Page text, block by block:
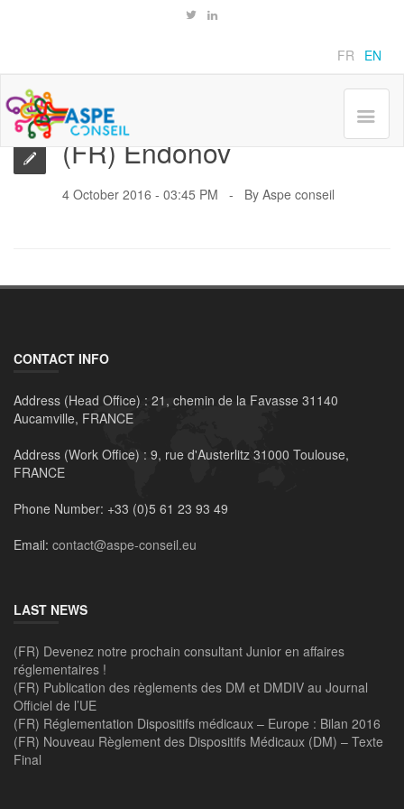
FR EN
(FR) Endonov
4 October 2016 - 03:45 PM By Aspe conseil
CONTACT INFO
Address (Head Office) : 21, chemin de la Favasse 31140
Aucamville, FRANCE
Address (Work Office) : 9, rue d'Austerlitz 31000 Toulouse,
FRANCE
Phone Number: +33 (0)5 61 23 93 49
Email: contact@aspe-conseil.eu
LAST NEWS
(FR) Devenez notre prochain consultant Junior en affaires
réglementaires !
(FR) Publication des règlements des DM et DMDIV au Journal
Officiel de l’UE
(FR) Réglementation Dispositifs médicaux – Europe : Bilan 2016
(FR) Nouveau Règlement des Dispositifs Médicaux (DM) – Texte
Final